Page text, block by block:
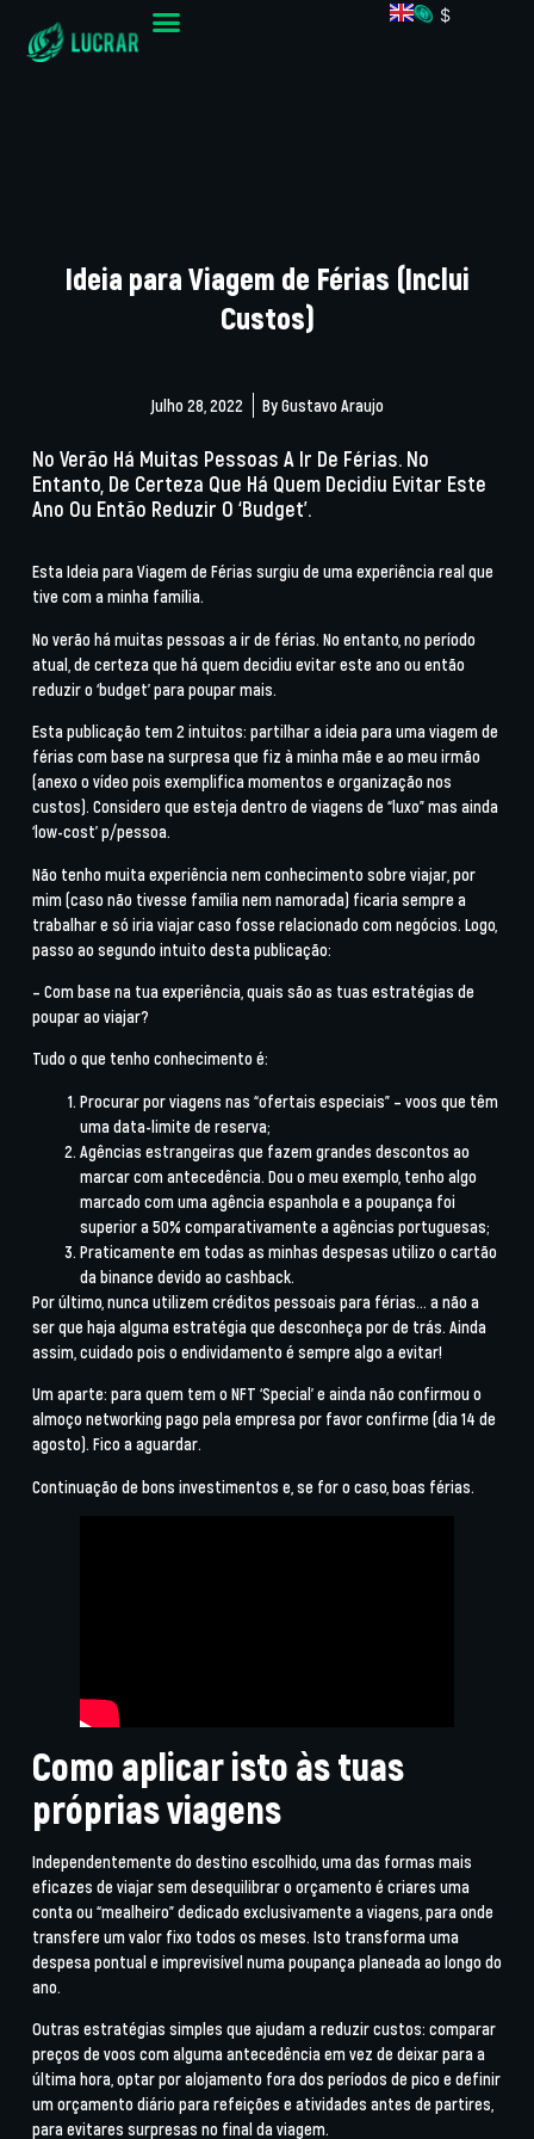
$
Ideia para Viagem de Férias (Inclui
Custos)
Julho 28, 2022 ByGustavo Araujo
No Verão Há Muitas Pessoas A Ir De Férias. No
Entanto, De Certeza Que Há Quem Decidiu Evitar Este
Ano Ou Então Reduzir O ‘budget’.
Esta Ideia para Viagem de Férias surgiu de uma experiência real que
tive com a minha família.
No verão há muitas pessoas a ir de férias. No entanto, no período
atual, de certeza que há quem decidiu evitar este ano ou então
reduzir o ‘budget’ para poupar mais.
Esta publicação tem 2 intuitos: partilhar a ideia para uma viagem de
férias com base na surpresa que fiz à minha mãe e ao meu irmão
(anexo o vídeo pois exemplifica momentos e organização nos
custos). Considero que esteja dentro de viagens de “luxo” mas ainda
‘low-cost’ p/pessoa.
Não tenho muita experiência nem conhecimento sobre viajar, por
mim (caso não tivesse família nem namorada) ficaria sempre a
trabalhar e só iria viajar caso fosse relacionado com negócios. Logo,
passo ao segundo intuito desta publicação:
– Com base na tua experiência, quais são as tuas estratégias de
poupar ao viajar?
Tudo o que tenho conhecimento é:
Procurar por viagens nas “ofertais especiais” – voos que têm
uma data-limite de reserva;
Agências estrangeiras que fazem grandes descontos ao
marcar com antecedência. Dou o meu exemplo, tenho algo
marcado com uma agência espanhola e a poupança foi
superior a 50% comparativamente a agências portuguesas;
Praticamente em todas as minhas despesas utilizo o cartão
da binance devido ao cashback.
Por último, nunca utilizem créditos pessoais para férias… a não a
ser que haja alguma estratégia que desconheça por de trás. Ainda
assim, cuidado pois o endividamento é sempre algo a evitar!
Um aparte: para quem tem o NFT ‘Special’ e ainda não confirmou o
almoço networking pago pela empresa por favor confirme (dia 14 de
agosto). Fico a aguardar.
Continuação de bons investimentos e, se for o caso, boas férias.
Como aplicar isto às tuas
próprias viagens
Independentemente do destino escolhido, uma das formas mais
eficazes de viajar sem desequilibrar o orçamento é criares uma
conta ou “mealheiro” dedicado exclusivamente a viagens, para onde
transfere um valor fixo todos os meses. Isto transforma uma
despesa pontual e imprevisível numa poupança planeada ao longo do
ano.
Outras estratégias simples que ajudam a reduzir custos: comparar
preços de voos com alguma antecedência em vez de deixar para a
última hora, optar por alojamento fora dos períodos de pico e definir
um orçamento diário para refeições e atividades antes de partires,
para evitares surpresas no final da viagem.